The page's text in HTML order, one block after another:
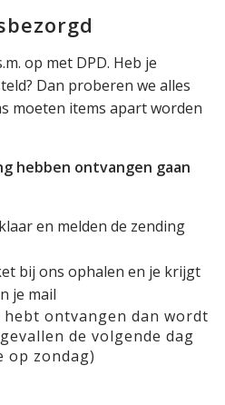
op met DPD. Heb je
Dan proberen we alles
moeten items apart worden
hebben ontvangen gaan
en melden de zending
bij ons ophalen en je krijgt
je mail
ontvangen dan wordt
de volgende dag
op zondag)